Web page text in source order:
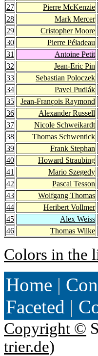
27
Pierre McKenzie
28
Mark Mercer
29
Cristopher Moore
30
Pierre Péladeau
31
Antoine Petit
32
Jean-Eric Pin
33
Sebastian Poloczek
34
Pavel Pudlák
35
Jean-François Raymond
36
Alexander Russell
37
Nicole Schweikardt
38
Thomas Schwentick
39
Frank Stephan
40
Howard Straubing
41
Mario Szegedy
42
Pascal Tesson
43
Wolfgang Thomas
44
Heribert Vollmer
45
Alex Weiss
46
Thomas Wilke
Colors in the
Home |
Faceted |
Copyright ©
trier.de)